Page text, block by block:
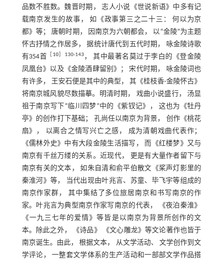
品数不胜数。魏晋时期， 志人小说《世说新语》中多有记
载南京发生的故事， 如《政事第三之二十三： 何以为京
都》等； 唐朝时期， 因南京为六朝都会， 以“金陵”为主题
怀古抒情之作居多， 据统计唐代到五代时期， 咏金陵诗歌
有354首
10］130-143 ， 其中最著名莫过于李白的《登金陵
凤凰台》以及《金陵酒肆留别》； 宋代时期， 咏金陵词也
有许多， 王安石便是其中的典型， 其《桂枝香·金陵怀古》
将南京城风貌尽数描摹。明清时期， 戏曲小说盛行， 汤显
祖于南京写下“临川四梦”中的《紫钗记》， 这也为《牡丹
亭》的创作打下基础； 孔尚任以南京为背景， 创作《桃花
扇》， 以离合之情写兴亡之感， 成为清朝戏曲代表作；
《儒林外史》中有大段金陵生活描写， 而《红楼梦》又与
南京有千丝万缕的关系。近现代， 更是有大量作者留下与
南京有关的文本， 如朱自清和俞平伯散文《桨声灯影里的
秦淮河》等， 当代出现由叶兆言、苏童、毕飞宇等组成的
南京作家群， 其中集结了多位旅居南京和书写南京的作
家。叶兆言为典型南京作家写南京的代表， 《夜泊秦淮》
《一九三七年的爱情》等皆是以南京为背景所创作的文
本。除此之外， 《诗品》 《文心雕龙》等文论著作也皆于
南京诞生。由此， 根据文本， 从文学活动、 文学创作到文
学评论， 一整套文学体系的生产活动和一部部文学作品搭